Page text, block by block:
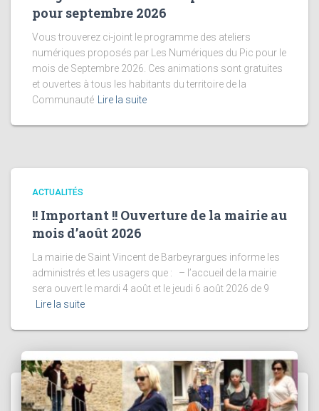
pour septembre 2026
Vous trouverez ci-joint le programme des ateliers
numériques proposés par Les Numériques du Pic pour le
mois de Septembre 2026. Ces animations sont gratuites
et ouvertes à tous les habitants du territoire de la
Communauté
Lire la suite
ACTUALITÉS
!! Important !! Ouverture de la mairie au
mois d’août 2026
La mairie de Saint Vincent de Barbeyrargues informe les
administrés et les usagers que : – l’accueil de la mairie
sera ouvert le mardi 4 août et le jeudi 6 août 2026 de 9
Lire la suite